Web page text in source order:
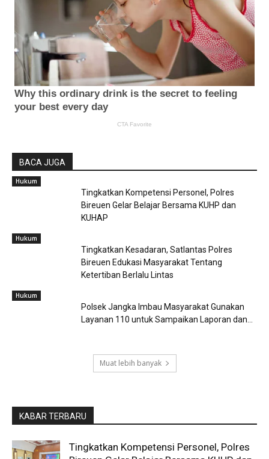
BACA JUGA
Hukum
Tingkatkan Kompetensi Personel, Polres
Bireuen Gelar Belajar Bersama KUHP dan
KUHAP
Hukum
Tingkatkan Kesadaran, Satlantas Polres
Bireuen Edukasi Masyarakat Tentang
Ketertiban Berlalu Lintas
Hukum
Polsek Jangka Imbau Masyarakat Gunakan
Layanan 110 untuk Sampaikan Laporan dan...
Muat lebih banyak
KABAR TERBARU
Tingkatkan Kompetensi Personel, Polres